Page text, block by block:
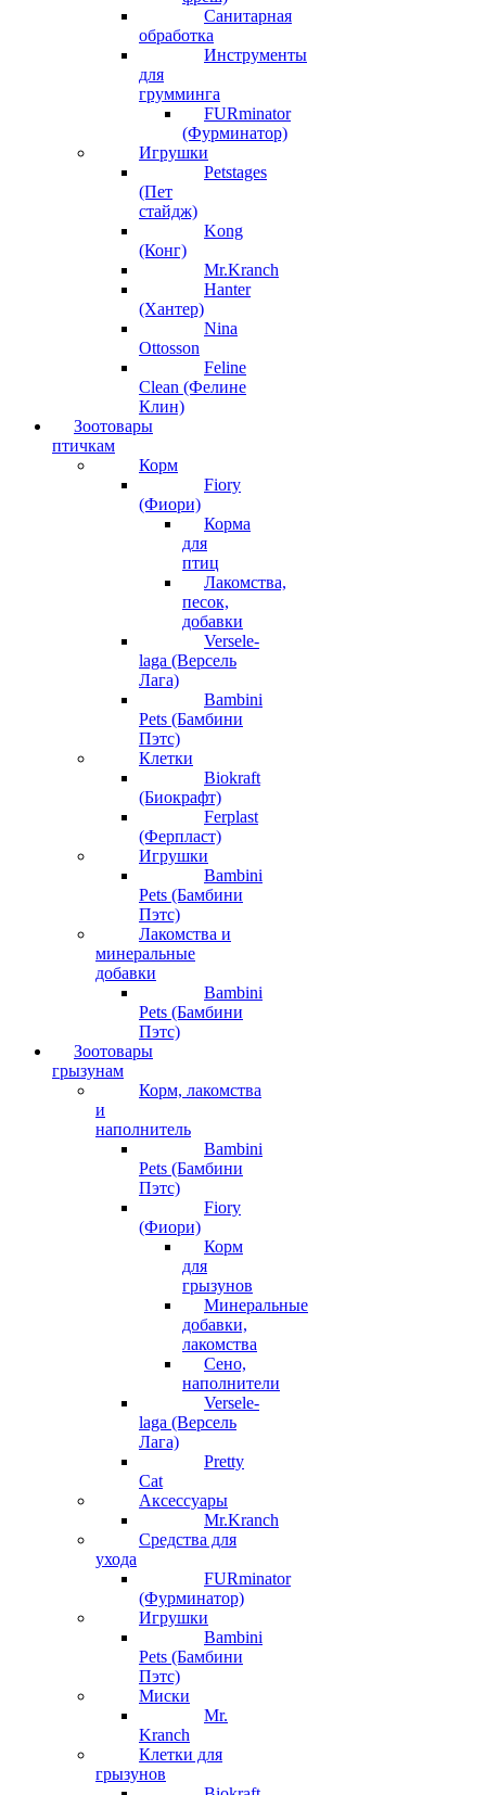
Санитарная
обработка
Инструменты
для
грумминга
FURminator
(Фурминатор)
Игрушки
Petstages
(Пет
стайдж)
Kong
(Конг)
Mr.Kranch
Hanter
(Хантер)
Nina
Ottosson
Feline
Clean (Фелине
Клин)
Зоотовары
птичкам
Корм
Fiory
(Фиори)
Корма
для
птиц
Лакомства,
песок,
добавки
Versele-
laga (Версель
Лага)
Bambini
Pets (Бамбини
Пэтс)
Клетки
Biokraft
(Биокрафт)
Ferplast
(Ферпласт)
Игрушки
Bambini
Pets (Бамбини
Пэтс)
Лакомства и
минеральные
добавки
Bambini
Pets (Бамбини
Пэтс)
Зоотовары
грызунам
Корм, лакомства
и
наполнитель
Bambini
Pets (Бамбини
Пэтс)
Fiory
(Фиори)
Корм
для
грызунов
Минеральные
добавки,
лакомства
Сено,
наполнители
Versele-
laga (Версель
Лага)
Pretty
Cat
Аксессуары
Mr.Kranch
Средства для
ухода
FURminator
(Фурминатор)
Игрушки
Bambini
Pets (Бамбини
Пэтс)
Миски
Mr.
Kranch
Клетки для
грызунов